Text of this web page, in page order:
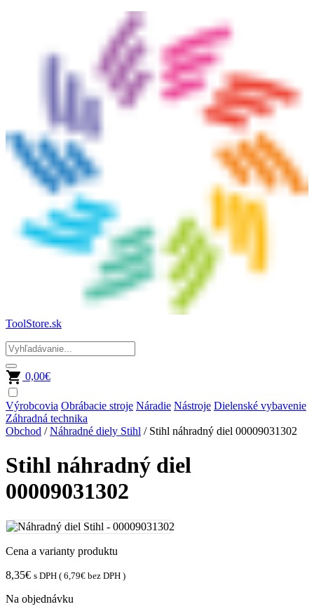
ToolStore.sk
0,00€
Výrobcovia Obrábacie stroje Náradie Nástroje Dielenské vybavenie
Záhradná technika
Obchod /Náhradné diely Stihl / Stihl náhradný diel 00009031302
Stihl náhradný diel
00009031302
Cena a varianty produktu
8,35€ s DPH ( 6,79€ bez DPH )
Na objednávku